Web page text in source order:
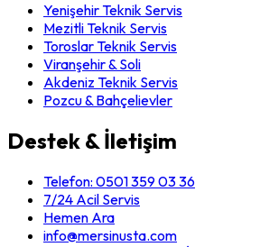
Yenişehir Teknik Servis
Mezitli Teknik Servis
Toroslar Teknik Servis
Viranşehir & Soli
Akdeniz Teknik Servis
Pozcu & Bahçelievler
Destek & İletişim
Telefon: 0501 359 03 36
7/24 Acil Servis
Hemen Ara
info@mersinusta.com